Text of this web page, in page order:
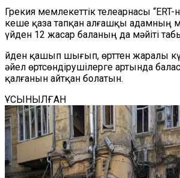
Грекия мемлекеттік телеарнасы
кеше қаза тапқан алғашқы адамның
үйден 12 жасар баланың да мәйіті
Үйден қашып шығып, өрттен жаралы
әйел өртсөндірушілерге артында
қалғанын айтқан болатын.
ҰСЫНЫЛҒАН